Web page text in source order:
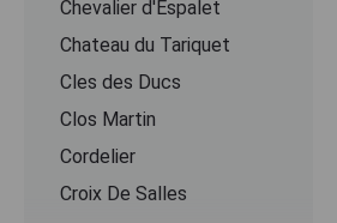
Chevalier d'Espalet
Chаteau du Tariquet
Cles des Ducs
Clos Martin
Cordelier
Croix De Salles